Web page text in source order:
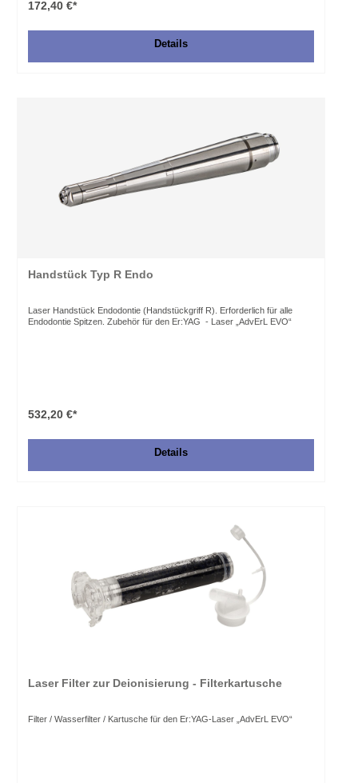
172,40 €*
Details
Handstück Typ R Endo
Laser Handstück Endodontie (Handstückgriff R). Erforderlich für alle
Endodontie Spitzen. Zubehör für den Er:YAG - Laser „AdvErL EVO“
532,20 €*
Details
Laser Filter zur Deionisierung - Filterkartusche
Filter / Wasserfilter / Kartusche für den Er:YAG-Laser „AdvErL EVO“